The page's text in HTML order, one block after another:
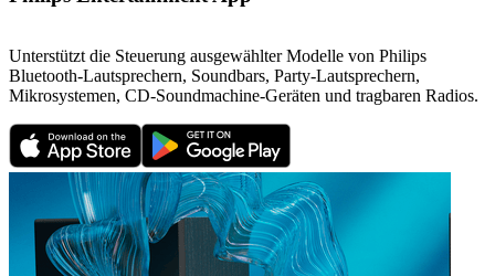
Unterstützt die Steuerung ausgewählter Modelle von Philips
Bluetooth-Lautsprechern, Soundbars, Party-Lautsprechern,
Mikrosystemen, CD-Soundmachine-Geräten und tragbaren Radios.